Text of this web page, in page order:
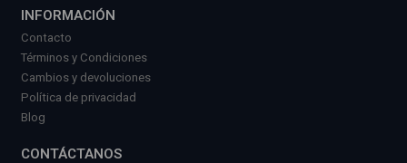
INFORMACIÓN
Contacto
Términos y Condiciones
Cambios y devoluciones
Política de privacidad
Blog
CONTÁCTANOS